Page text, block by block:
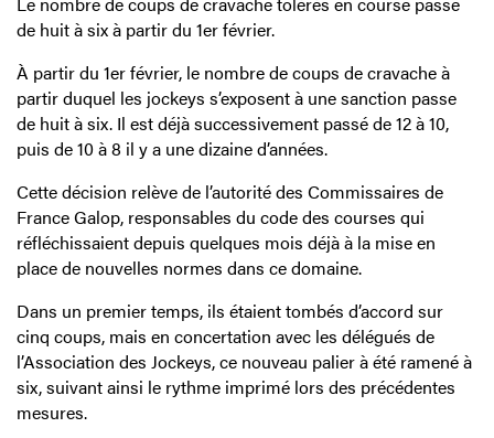
de huit à six à partir du 1er février.
À partir du 1er février, le nombre de coups de cravache à
partir duquel les jockeys s’exposent à une sanction passe
de huit à six. Il est déjà successivement passé de 12 à 10,
puis de 10 à 8 il y a une dizaine d’années.
Cette décision relève de l’autorité des Commissaires de
France Galop, responsables du code des courses qui
réfléchissaient depuis quelques mois déjà à la mise en
place de nouvelles normes dans ce domaine.
Dans un premier temps, ils étaient tombés d’accord sur
cinq coups, mais en concertation avec les délégués de
l’Association des Jockeys, ce nouveau palier à été ramené à
six, suivant ainsi le rythme imprimé lors des précédentes
mesures.